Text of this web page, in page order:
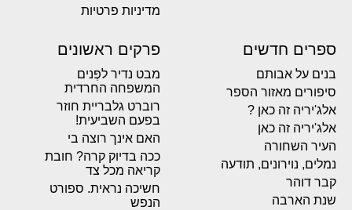
מדיניות פרטיות
ספרים חדשים
בנים על אבותם
סיפורים מאזור הספר
אלג'יריה זה כאן ?
אלג'יריה זה כאן
העיר השחורה
נמלים, נוירונים, תודעה
קבר דוהר
שנת הארבה
פרקים ראשונים
מבט נדיר לפְּנים
המשפחה החרדית
רוברט גלבריית חוזר
בפעם השביעית!
האם אינך רוצה בי
ככה בדיוק קרה? חובת
קריאה מכל צד
חשיכה נראית. ספורט
הנפש